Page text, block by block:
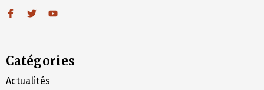
Catégories
Actualités